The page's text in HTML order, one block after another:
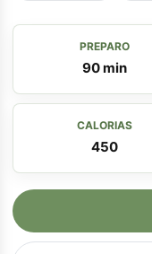
PREPARO
90 min
CALORIAS
450